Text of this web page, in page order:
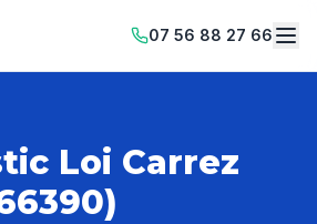
07 56 88 27 66
Loi Carrez